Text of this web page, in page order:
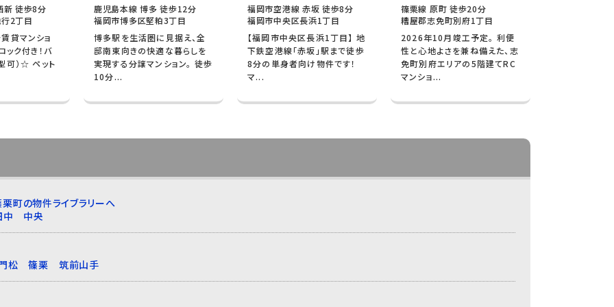
新 徒歩8分
2丁目
貸マンショ
ック付き！バ
可）☆ ペット
鹿児島本線 博多 徒歩12分
福岡市博多区堅粕3丁目
博多駅を生活圏に見据え、全
邸南東向きの快適な暮らしを
実現する分譲マンション。 徒歩
10分...
福岡市空港線 赤坂 徒歩8分
福岡市中央区長浜1丁目
【福岡市中央区長浜1丁目】 地
下鉄空港線「赤坂」駅まで徒歩
8分の単身者向け物件です！
マ...
篠栗線 原町 徒歩20分
糟屋郡志免町別府1丁目
2026年10月竣工予定。 利便
性と心地よさを兼ね備えた、志
免町別府エリアの5階建てRC
マンショ...
町の物件ライブラリーへ
中
中央
松 篠栗 筑前山手